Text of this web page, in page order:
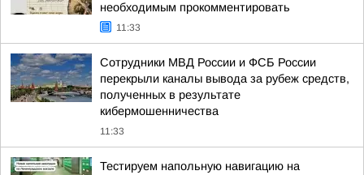
необходимым прокомментировать
11:33
Сотрудники МВД России и ФСБ России
перекрыли каналы вывода за рубеж средств,
полученных в результате
кибермошенничества
11:33
Тестируем напольную навигацию на